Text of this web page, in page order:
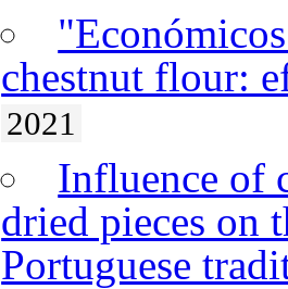
chestnut flour:
2021
Influence of
dried pieces on
Portuguese